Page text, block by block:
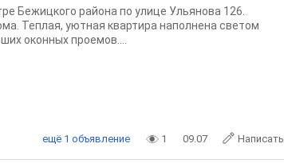
Бежицкого района по улице Ульянова 126.
Теплая, уютная квартира наполнена светом
оконных проемов....
1 09.07 Написать
ещё 1 объявление